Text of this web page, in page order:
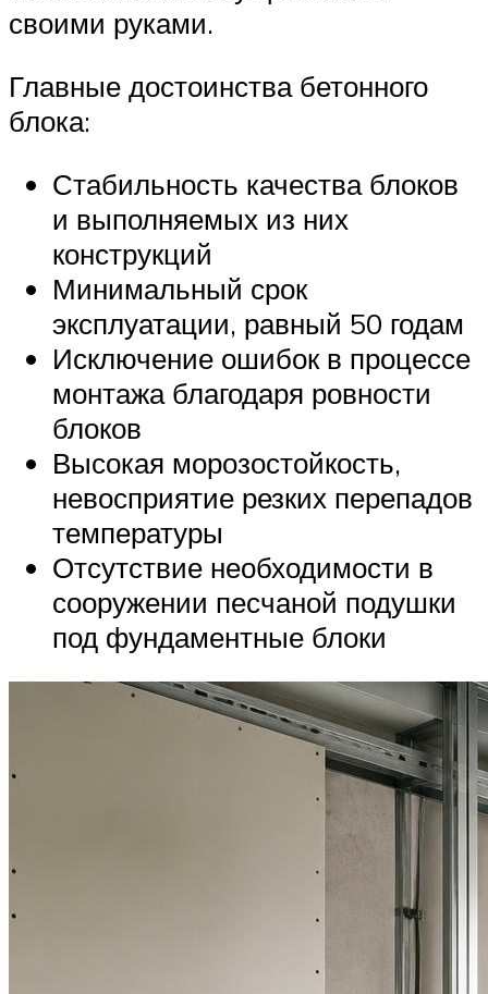
своими руками.
Главные достоинства бетонного
блока:
Стабильность качества блоков
и выполняемых из них
конструкций
Минимальный срок
эксплуатации, равный 50 годам
Исключение ошибок в процессе
монтажа благодаря ровности
блоков
Высокая морозостойкость,
невосприятие резких перепадов
температуры
Отсутствие необходимости в
сооружении песчаной подушки
под фундаментные блоки